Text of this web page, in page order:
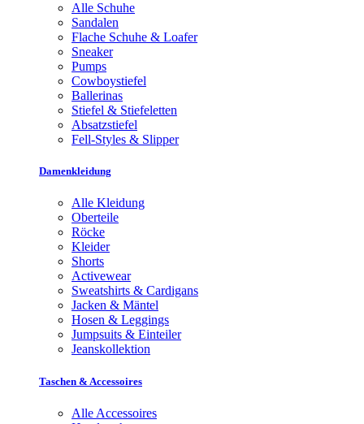
Alle Schuhe
Sandalen
Flache Schuhe & Loafer
Sneaker
Pumps
Cowboystiefel
Ballerinas
Stiefel & Stiefeletten
Absatzstiefel
Fell-Styles & Slipper
Damenkleidung
Alle Kleidung
Oberteile
Röcke
Kleider
Shorts
Activewear
Sweatshirts & Cardigans
Jacken & Mäntel
Hosen & Leggings
Jumpsuits & Einteiler
Jeanskollektion
Taschen & Accessoires
Alle Accessoires